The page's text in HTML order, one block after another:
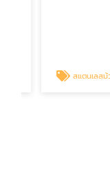
สแตนเลสม้วน